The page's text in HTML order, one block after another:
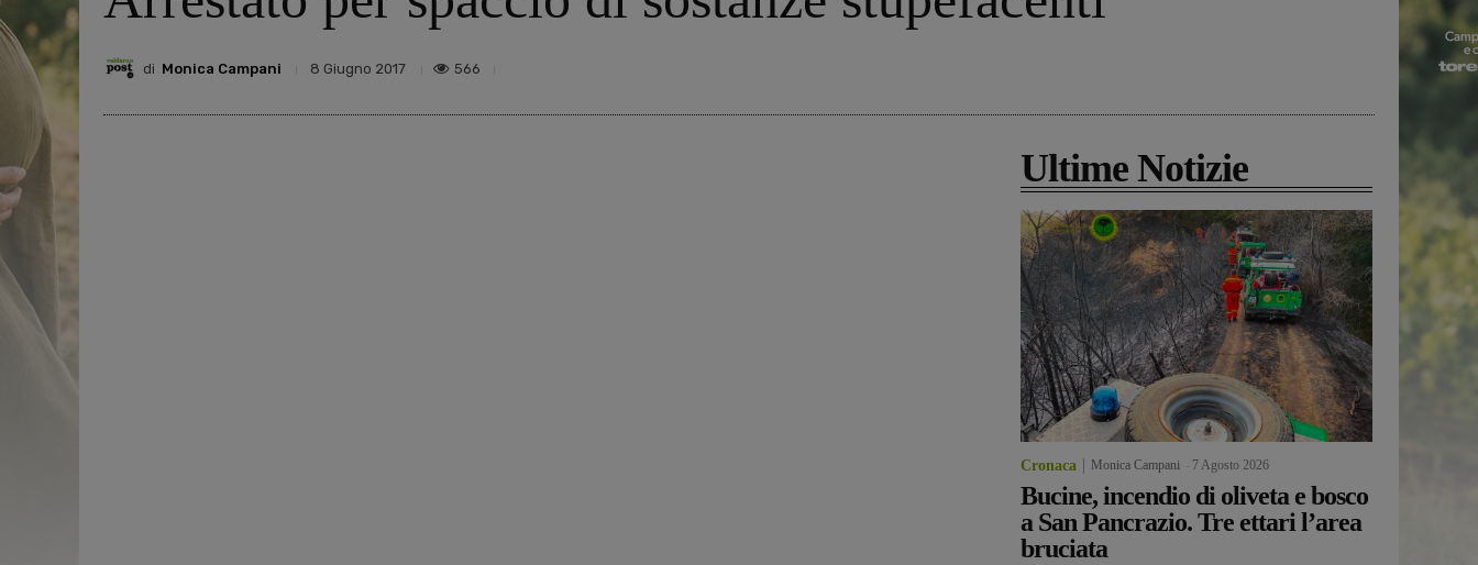
di Monica Campani 8 Giugno 2017 566
Ultime Notizie
Cronaca Monica Campani 7 Agosto 2026
Bucine, incendio di oliveta e bosco
a San Pancrazio. Tre ettari l’area
bruciata